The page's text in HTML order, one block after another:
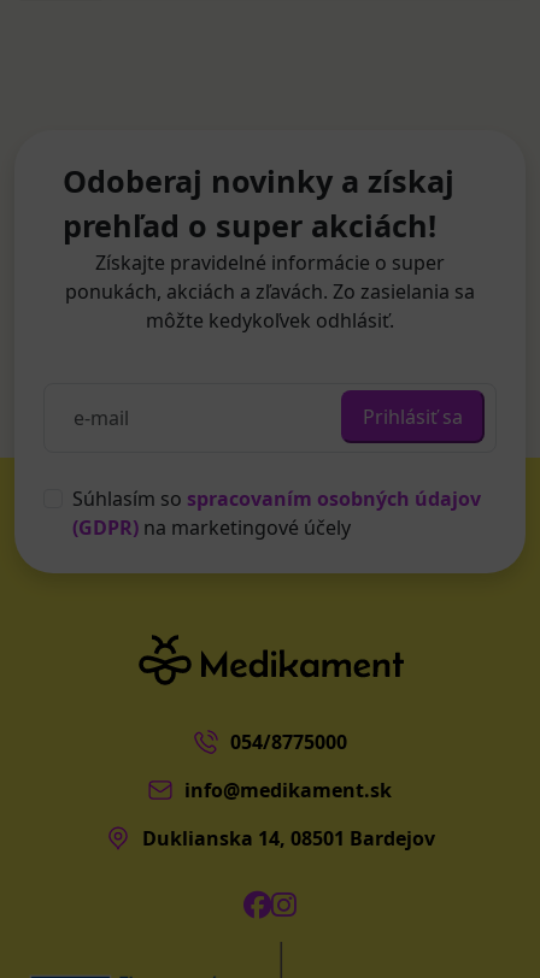
Odoberaj novinky a získaj
prehľad o super akciách!
Získajte pravidelné informácie o super
ponukách, akciách a zľavách. Zo zasielania sa
môžte kedykoľvek odhlásiť.
Prihlásiť sa
Súhlasím so spracovaním osobných údajov
(GDPR) na marketingové účely
054/8775000
info@medikament.sk
Duklianska 14, 08501 Bardejov